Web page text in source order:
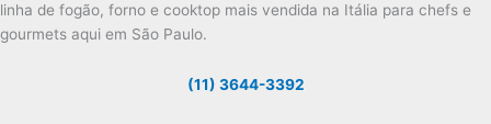
linha de fogão, forno e cooktop mais vendida na Itália para chefs e
gourmets aqui em São Paulo.
(11) 3644-3392